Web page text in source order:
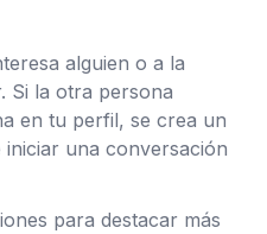
alguien o a la
Si la otra persona
en tu perfil, se crea un
iniciar una conversación
para destacar más